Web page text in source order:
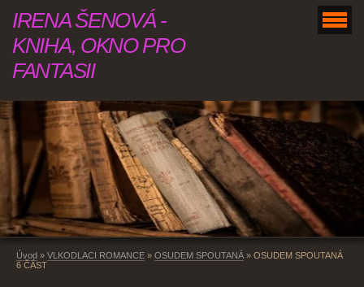
IRENA ŠENOVÁ -
KNIHA, OKNO PRO
FANTASII
Úvod » VLKODLACI ROMANCE » OSUDEM SPOUTANÁ » OSUDEM SPOUTANÁ
6 ČÁST